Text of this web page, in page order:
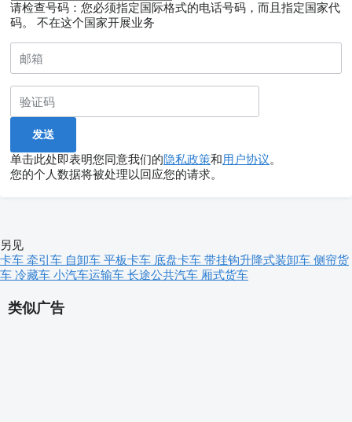
请检查号码：您必须指定国际格式的电话号码，而且指定国家代
码。
不在这个国家开展业务
单击此处即表明您同意我们的隐私政策和用户协议。
您的个人数据将被处理以回应您的请求。
类似广告
另见
卡车 牵引车 自卸车 平板卡车 底盘卡车 带挂钩升降式装卸车 侧帘货
车 冷藏车 小汽车运输车 长途公共汽车 厢式货车